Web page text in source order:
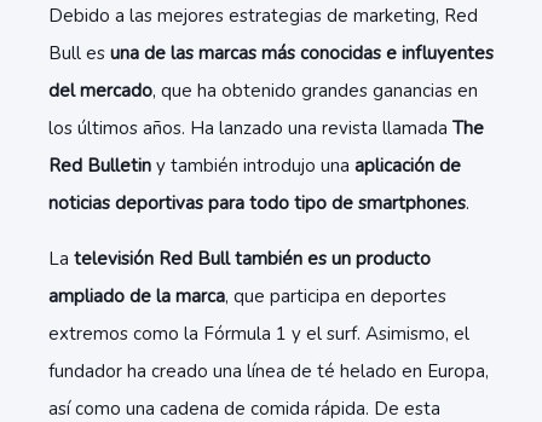
Debido a las mejores estrategias de marketing, Red
Bull es una de las marcas más conocidas e influyentes
del mercado, que ha obtenido grandes ganancias en
los últimos años. Ha lanzado una revista llamada The
Red Bulletin y también introdujo una aplicación de
noticias deportivas para todo tipo de smartphones.
La televisión Red Bull también es un producto
ampliado de la marca, que participa en deportes
extremos como la Fórmula 1 y el surf. Asimismo, el
fundador ha creado una línea de té helado en Europa,
así como una cadena de comida rápida. De esta